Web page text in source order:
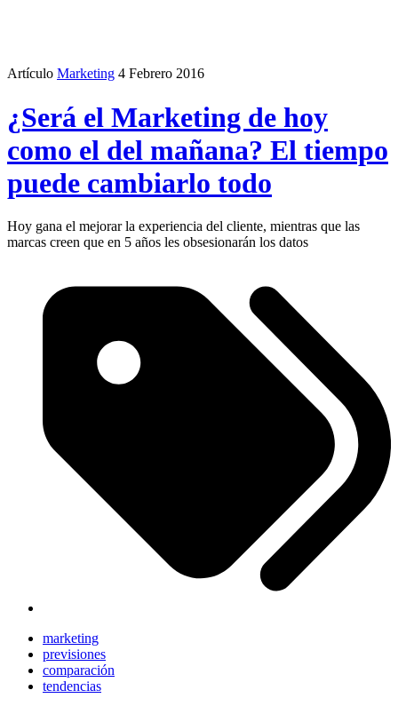
Artículo Marketing 4 Febrero 2016
¿Será el Marketing de hoy
como el del mañana? El tiempo
puede cambiarlo todo
Hoy gana el mejorar la experiencia del cliente, mientras que las
marcas creen que en 5 años les obsesionarán los datos
marketing
previsiones
comparación
tendencias